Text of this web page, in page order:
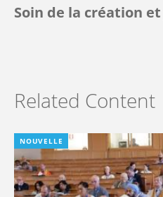
Soin de la création
Related Content
NOUVELLE